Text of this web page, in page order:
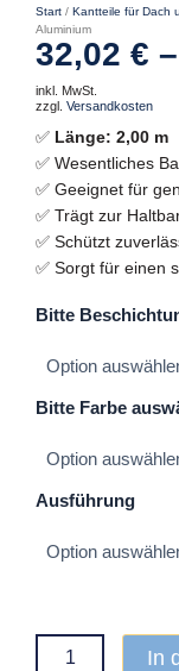
Start / Kantteile für Dach
Aluminium
32,02 € –
inkl. MwSt.
zzgl. Versandkosten
✅ Länge: 2,00 m
✅ Wesentliches
✅ Geeignet für
✅ Trägt zur
✅ Schützt
✅ Sorgt für einen
Bitte
Bitte Farbe
Ausführung
Eckfirst
Menge
In